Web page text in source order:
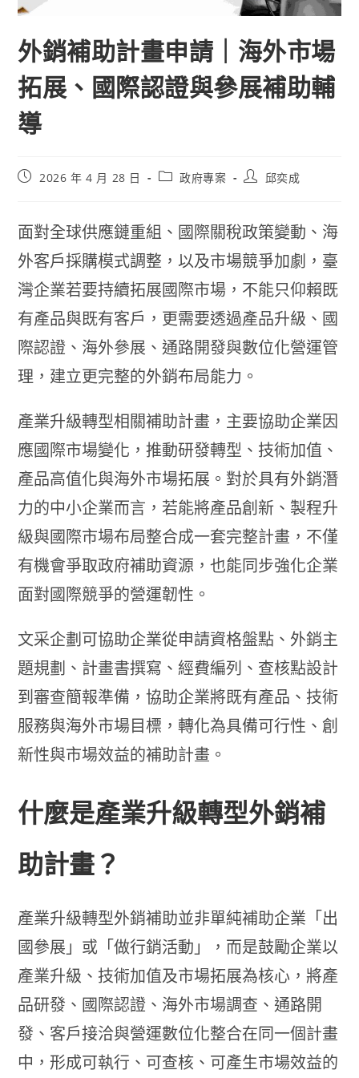
外銷補助計畫申請｜海外市場
拓展、國際認證與參展補助輔
導
2026 年 4 月 28 日 政府專案 邱奕成
面對全球供應鏈重組、國際關稅政策變動、海
外客戶採購模式調整，以及市場競爭加劇，臺
灣企業若要持續拓展國際市場，不能只仰賴既
有產品與既有客戶，更需要透過產品升級、國
際認證、海外參展、通路開發與數位化營運管
理，建立更完整的外銷布局能力。
產業升級轉型相關補助計畫，主要協助企業因
應國際市場變化，推動研發轉型、技術加值、
產品高值化與海外市場拓展。對於具有外銷潛
力的中小企業而言，若能將產品創新、製程升
級與國際市場布局整合成一套完整計畫，不僅
有機會爭取政府補助資源，也能同步強化企業
面對國際競爭的營運韌性。
文采企劃可協助企業從申請資格盤點、外銷主
題規劃、計畫書撰寫、經費編列、查核點設計
到審查簡報準備，協助企業將既有產品、技術
服務與海外市場目標，轉化為具備可行性、創
新性與市場效益的補助計畫。
什麼是產業升級轉型外銷補
助計畫？
產業升級轉型外銷補助並非單純補助企業「出
國參展」或「做行銷活動」，而是鼓勵企業以
產業升級、技術加值及市場拓展為核心，將產
品研發、國際認證、海外市場調查、通路開
發、客戶接洽與營運數位化整合在同一個計畫
中，形成可執行、可查核、可產生市場效益的